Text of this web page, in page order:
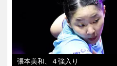
張本美和、４強入り